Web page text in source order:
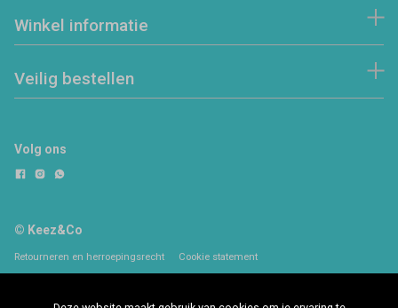
Winkel informatie
Veilig bestellen
Volg ons
© Keez&Co
Retourneren en herroepingsrecht Cookie statement